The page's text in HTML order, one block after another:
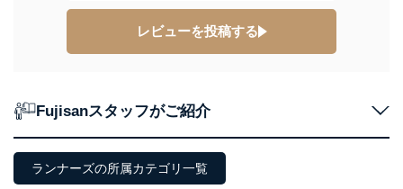
当社の定期購読サ
商品代金回収のため
ｅメール等による商品、サービ
ス、キャンペーン等の広告の案内
析して、趣味・嗜好に
当社にお問合わせ
お問い合わせ対応、トラブル対
処、オペレーター教育など応対品
レビューを投稿する
Fujisanスタッフがご紹介
ランナーズの所属カテゴリ一覧